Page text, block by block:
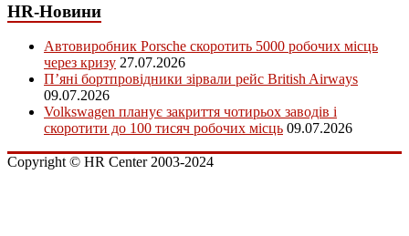
HR-Новини
Автовиробник Porsche скоротить 5000 робочих місць
через кризу 27.07.2026
П’яні бортпровідники зірвали рейс British Airways
09.07.2026
Volkswagen планує закриття чотирьох заводів і
скоротити до 100 тисяч робочих місць 09.07.2026
Copyright © HR Center 2003-2024